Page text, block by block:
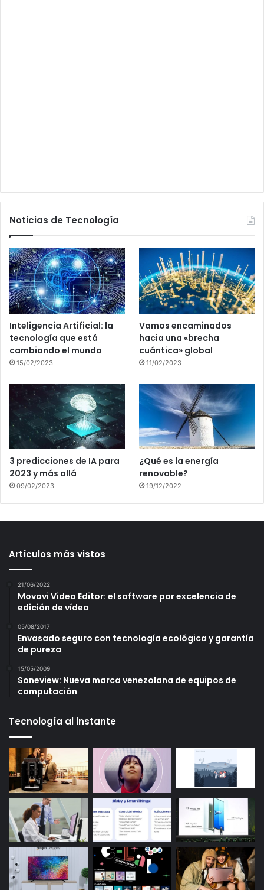
Noticias de Tecnología
Inteligencia Artificial: la
tecnología que está
cambiando el mundo
15/02/2023
Vamos encaminados
hacia una «brecha
cuántica» global
11/02/2023
3 predicciones de IA para
2023 y más allá
09/02/2023
¿Qué es la energía
renovable?
19/12/2022
Artículos más vistos
21/06/2022
Movavi Video Editor: el software por excelencia de
edición de vídeo
05/08/2017
Envasado seguro con tecnología ecológica y garantía
de pureza
15/05/2009
Soneview: Nueva marca venezolana de equipos de
computación
Tecnología al instante